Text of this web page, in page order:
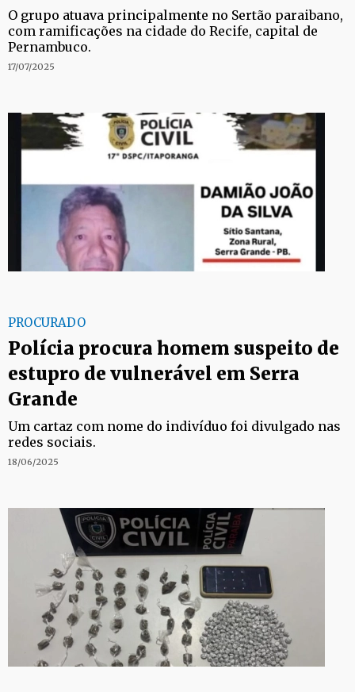
O grupo atuava principalmente no Sertão paraibano,
com ramificações na cidade do Recife, capital de
Pernambuco.
17/07/2025
PROCURADO
Polícia procura homem suspeito de
estupro de vulnerável em Serra
Grande
Um cartaz com nome do indivíduo foi divulgado nas
redes sociais.
18/06/2025